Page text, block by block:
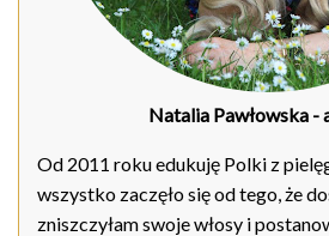
Natalia Pawłowska -
Od 2011 roku edukuję Polki z
wszystko zaczęło się od tego, że
zniszczyłam swoje włosy i